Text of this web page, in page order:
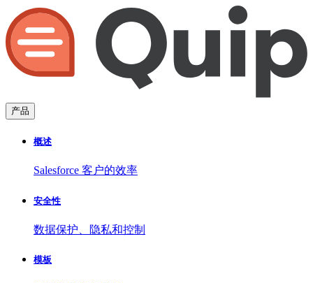
产品
概述
Salesforce 客户的效率
安全性
数据保护、隐私和控制
模板